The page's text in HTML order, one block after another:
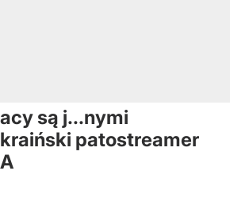
są j...nymi
patostreamer